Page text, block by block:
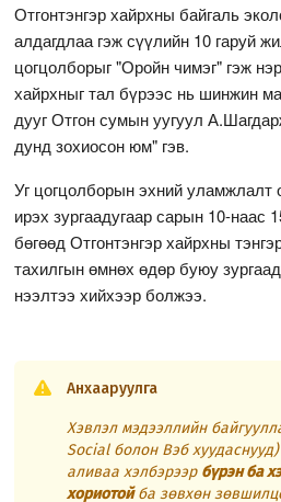
Отгонтэнгэр хайрхны байгаль
алдагдлаа гэж сүүлийн 10 гаруй
цогцолборыг "Оройн чимэг" гэж
хайрхныг тал бүрээс нь шинжин
дууг Отгон сумын уугуул
дунд зохиосон юм" гэв.
Уг цогцолборын эхний уламжлалт
ирэх зургаадугаар сарын 10-наас
бөгөөд Отгонтэнгэр хайрхны
тахилгын өмнөх өдөр буюу
нээлтээ хийхээр болжээ.
Анхааруулга
Хэвлэл мэдээллийн
Social болон Вэб
аливаа хэлбэрээр бүрэн ба
хориотойба зөвхөн